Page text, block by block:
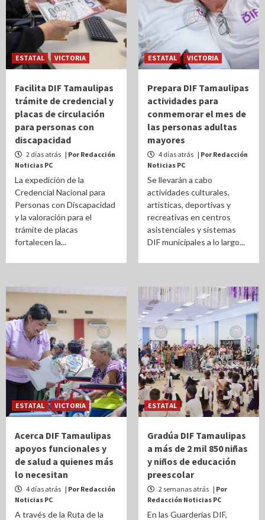
ESTATAL VICTORIA
Facilita DIF Tamaulipas
trámite de credencial y
placas de circulación
para personas con
discapacidad
2 días atrás | Por Redacción
Noticias PC
La expedición de la
Credencial Nacional para
Personas con Discapacidad
y la valoración para el
trámite de placas
fortalecen la...
ESTATAL VICTORIA
Prepara DIF Tamaulipas
actividades para
conmemorar el mes de
las personas adultas
mayores
4 días atrás | Por Redacción
Noticias PC
Se llevarán a cabo
actividades culturales,
artísticas, deportivas y
recreativas en centros
asistenciales y sistemas
DIF municipales a lo largo...
ESTATAL VICTORIA
Acerca DIF Tamaulipas
apoyos funcionales y
de salud a quienes más
lo necesitan
4 días atrás | Por Redacción
Noticias PC
A través de la Ruta de la
ESTATAL
Gradúa DIF Tamaulipas
a más de 2 mil 850 niñas
y niños de educación
preescolar
2 semanas atrás | Por
Redacción Noticias PC
En las Guarderías DIF,